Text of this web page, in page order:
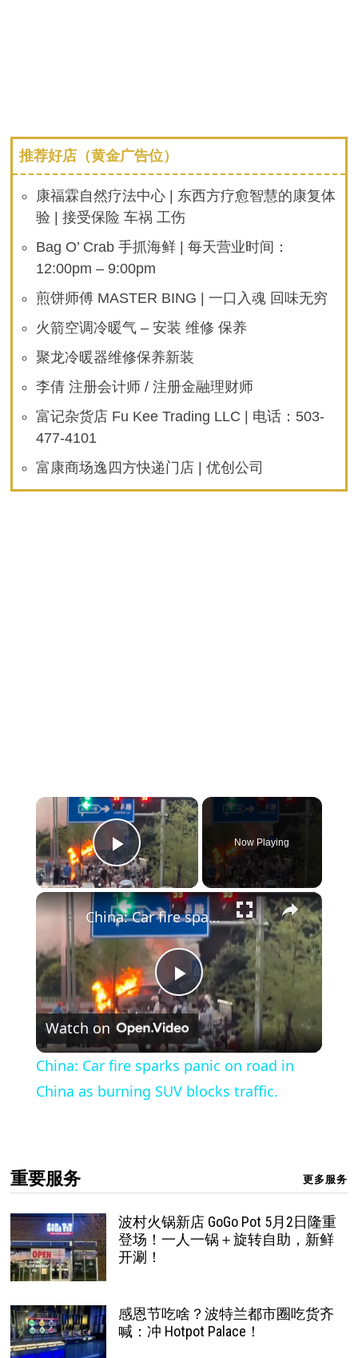
推荐好店（黄金广告位）
康福霖自然疗法中心 | 东西方疗愈智慧的康复体
验 | 接受保险 车祸 工伤
Bag O’ Crab 手抓海鲜 | 每天营业时间：
12:00pm – 9:00pm
煎饼师傅 MASTER BING | 一口入魂 回味无穷
火箭空调冷暖气 – 安装 维修 保养
聚龙冷暖器维修保养新装
李倩 注册会计师 / 注册金融理财师
富记杂货店 Fu Kee Trading LLC | 电话：503-
477-4101
富康商场逸四方快递门店 | 优创公司
×
Play Video
Now Playing
×
Play
Video
China: Car fire sparks panic on road in China as burning SUV blocks traffic.
Watch on
China: Car fire sparks panic on road in
China as burning SUV blocks traffic.
重要服务 更多服务
波村火锅新店 GoGo Pot 5月2日隆重
登场！一人一锅＋旋转自助，新鲜
开涮！
感恩节吃啥？波特兰都市圈吃货齐
喊：冲 Hotpot Palace！